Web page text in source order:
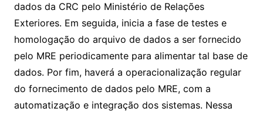
dados da CRC pelo Ministério de Relações
Exteriores. Em seguida, inicia a fase de testes e
homologação do arquivo de dados a ser fornecido
pelo MRE periodicamente para alimentar tal base de
dados. Por fim, haverá a operacionalização regular
do fornecimento de dados pelo MRE, com a
automatização e integração dos sistemas. Nessa